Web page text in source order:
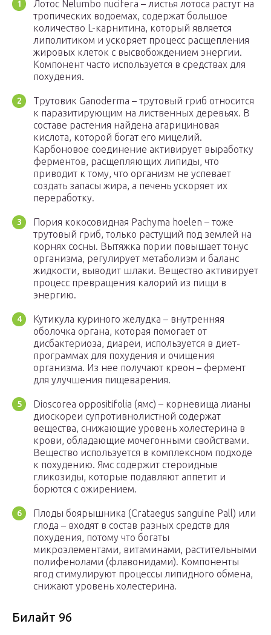
Лотос Nelumbo nucifera – листья лотоса растут на
тропических водоемах, содержат большое
количество L-карнитина, который является
липолитиком и ускоряет процесс расщепления
жировых клеток с высвобождением энергии.
Компонент часто используется в средствах для
похудения.
Трутовик Ganoderma – трутовый гриб относится
к паразитирующим на лиственных деревьях. В
составе растения найдена агарициновая
кислота, которой богат его мицелий.
Карбоновое соединение активирует выработку
ферментов, расщепляющих липиды, что
приводит к тому, что организм не успевает
создать запасы жира, а печень ускоряет их
переработку.
Пория кокосовидная Pachyma hoelen – тоже
трутовый гриб, только растущий под землей на
корнях сосны. Вытяжка пории повышает тонус
организма, регулирует метаболизм и баланс
жидкости, выводит шлаки. Вещество активирует
процесс превращения калорий из пищи в
энергию.
Кутикула куриного желудка – внутренняя
оболочка органа, которая помогает от
дисбактериоза, диареи, используется в диет-
программах для похудения и очищения
организма. Из нее получают креон – фермент
для улучшения пищеварения.
Dioscorea oppositifolia (ямс) – корневища лианы
диоскореи супротивнолистной содержат
вещества, снижающие уровень холестерина в
крови, обладающие мочегонными свойствами.
Вещество используется в комплексном подходе
к похудению. Ямс содержит стероидные
гликозиды, которые подавляют аппетит и
борются с ожирением.
Плоды боярышника (Crataegus sanguine Pall) или
глода – входят в состав разных средств для
похудения, потому что богаты
микроэлементами, витаминами, растительными
полифенолами (флавонидами). Компоненты
ягод стимулируют процессы липидного обмена,
снижают уровень холестерина.
Билайт 96